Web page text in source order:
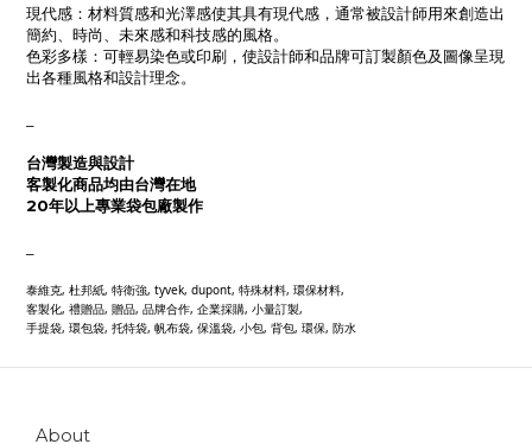
現代感：材料質感和光澤感使其具有現代感，通常被設計師用來創造出
簡約、時尚、未來感和科技感的風格。
色彩多樣：可輕易染色或印刷，使設計師和品牌可訂製顏色及圖像呈現
出各種風格和設計理念。
台灣製造與設計
客製化商品均由台灣在地
20年以上專業袋包廠製作
泰維克, 杜邦紙, 特衛強, tyvek, dupont, 特殊材料, 環保材料,
客製化, 禮贈品, 贈品, 品牌合作, 企業採購, 小量訂製,
手提袋, 環包袋, 托特袋, 帆布袋, 保溫袋, 小包, 背包, 環保, 防水
About